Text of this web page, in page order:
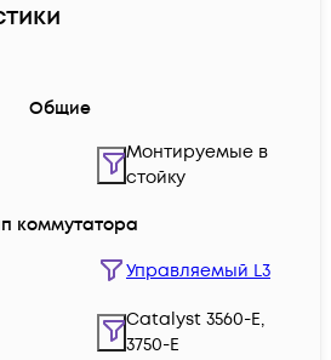
Общие
Монтируемые в
стойку
коммутатора
Управляемый L3
Catalyst 3560-E,
3750-E